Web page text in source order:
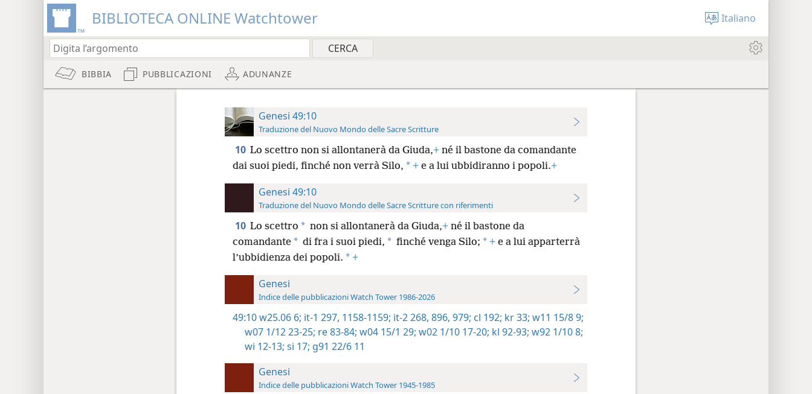
BIBLIOTECA ONLINE Watchtower Italiano
BIBBIA PUBBLICAZIONI ADUNANZE
Genesi 49:10
Traduzione del Nuovo Mondo delle Sacre Scritture
10 Lo scettro non si allontanerà da Giuda,+né il bastone da comandante
dai suoi piedi, finché non verrà Silo, * +e a lui ubbidiranno i popoli.+
Genesi 49:10
Traduzione del Nuovo Mondo delle Sacre Scritture con riferimenti
10 Lo scettro * non si allontanerà da Giuda,+né il bastone da
comandante * di fra i suoi piedi, * finché venga Silo; * +e a lui apparterrà
l’ubbidienza dei popoli. * +
Genesi
Indice delle pubblicazioni Watch Tower 1986-2026
49:10w25.06 6; it-1 297, 1158-1159; it-2 268, 896, 979; cl 192; kr 33; w11 15/8 9;
w07 1/12 23-25; re 83-84; w04 15/1 29; w02 1/10 17-20; kl 92-93; w92 1/10 8;
wi 12-13; si 17; g91 22/6 11
Genesi
Indice delle pubblicazioni Watch Tower 1945-1985